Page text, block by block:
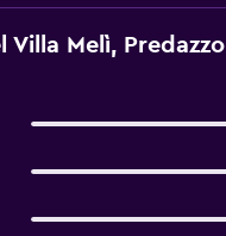
Villa Melì, Predazzo